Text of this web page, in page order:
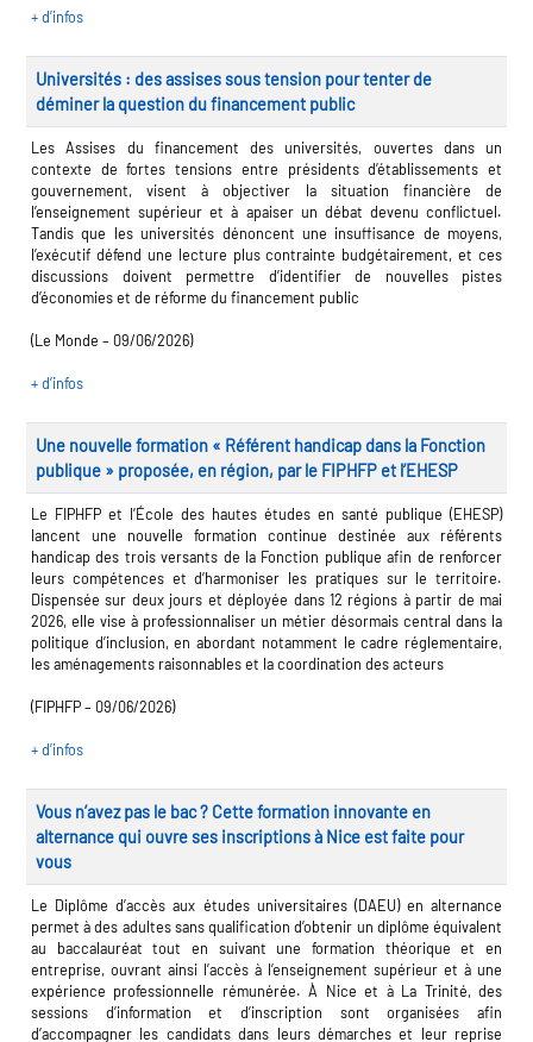
+ d’infos
Universités : des assises sous tension pour tenter de
déminer la question du financement public
Les Assises du financement des universités, ouvertes dans un
contexte de fortes tensions entre présidents d’établissements et
gouvernement, visent à objectiver la situation financière de
l’enseignement supérieur et à apaiser un débat devenu conflictuel.
Tandis que les universités dénoncent une insuffisance de moyens,
l’exécutif défend une lecture plus contrainte budgétairement, et ces
discussions doivent permettre d’identifier de nouvelles pistes
d’économies et de réforme du financement public
(Le Monde – 09/06/2026)
+ d’infos
Une nouvelle formation « Référent handicap dans la Fonction
publique » proposée, en région, par le FIPHFP et l’EHESP
Le FIPHFP et l’École des hautes études en santé publique (EHESP)
lancent une nouvelle formation continue destinée aux référents
handicap des trois versants de la Fonction publique afin de renforcer
leurs compétences et d’harmoniser les pratiques sur le territoire.
Dispensée sur deux jours et déployée dans 12 régions à partir de mai
2026, elle vise à professionnaliser un métier désormais central dans la
politique d’inclusion, en abordant notamment le cadre réglementaire,
les aménagements raisonnables et la coordination des acteurs
(FIPHFP – 09/06/2026)
+ d’infos
Vous n’avez pas le bac ? Cette formation innovante en
alternance qui ouvre ses inscriptions à Nice est faite pour
vous
Le Diplôme d’accès aux études universitaires (DAEU) en alternance
permet à des adultes sans qualification d’obtenir un diplôme équivalent
au baccalauréat tout en suivant une formation théorique et en
entreprise, ouvrant ainsi l’accès à l’enseignement supérieur et à une
expérience professionnelle rémunérée. À Nice et à La Trinité, des
sessions d’information et d’inscription sont organisées afin
d’accompagner les candidats dans leurs démarches et leur reprise